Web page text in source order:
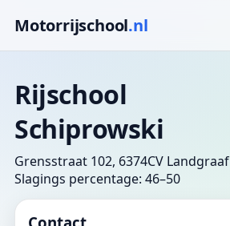
Motorrijschool.nl
Rijschool
Schiprowski
Grensstraat 102, 6374CV Landgraaf
Slagings percentage: 46–50